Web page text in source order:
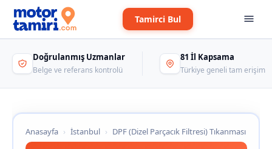
Tamirci Bul
Doğrulanmış Uzmanlar
Belge ve referans kontrolü
81 İl Kapsama
Türkiye geneli tam erişim
Anasayfa › İstanbul › DPF (Dizel Parçacık Filtresi) Tıkanması